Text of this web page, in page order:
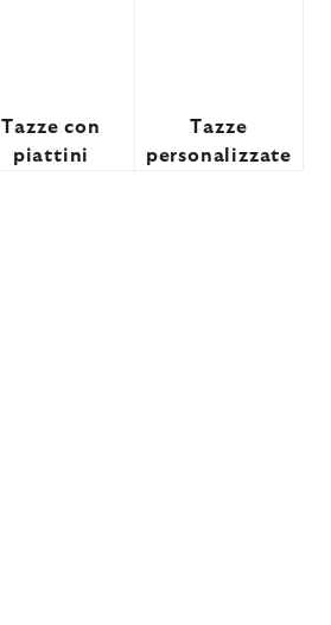
Tazze con
piattini
Tazze
personalizzate